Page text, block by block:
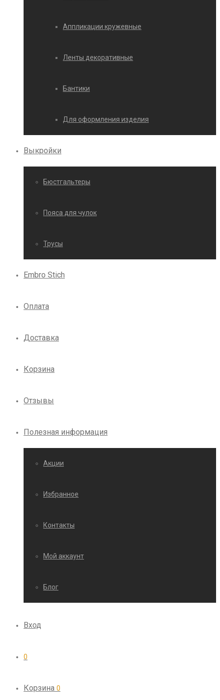
Аппликации кружевные
Ленты декоративные
Бантики
Для оформления изделия
Выкройки
Бюстгальтеры
Пояса для чулок
Трусы
Embro Stich
Оплата
Доставка
Корзина
Отзывы
Полезная информация
Акции
Избранное
Контакты
Мой аккаунт
Блог
Вход
0
Корзина 0